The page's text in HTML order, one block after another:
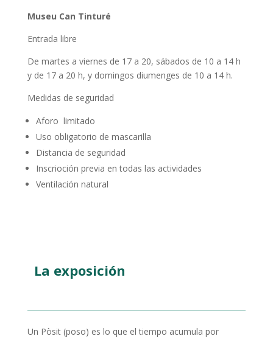
Museu Can Tinturé
Entrada libre
De martes a viernes de 17 a 20, sábados de 10 a 14 h
y de 17 a 20 h, y domingos diumenges de 10 a 14 h.
Medidas de seguridad
Aforo limitado
Uso obligatorio de mascarilla
Distancia de seguridad
Inscrioción previa en todas las actividades
Ventilación natural
La exposición
Un Pòsit (poso) es lo que el tiempo acumula por